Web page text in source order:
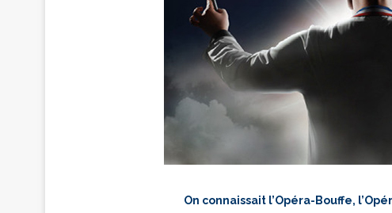
On connaissait l’Opéra-Bouffe,